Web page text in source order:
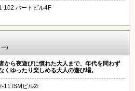
102 バートビル4F
)
から夜遊びに慣れた大人まで、年代を問わず
くゆったり楽しめる大人の遊び場。
11 ISMビル2F